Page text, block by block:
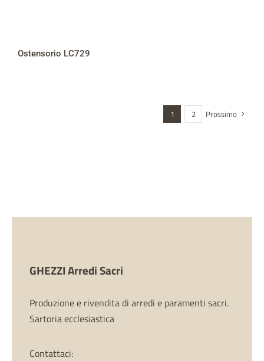
Ostensorio LC729
1 2 Prossimo
GHEZZI Arredi Sacri
Produzione e rivendita di arredi e paramenti sacri.
Sartoria ecclesiastica
Contattaci: